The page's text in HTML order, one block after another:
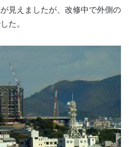
見えましたが、改修中で外側の
た。